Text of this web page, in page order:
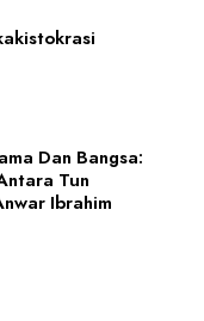
Dan Bangsa:
Tun
Ibrahim